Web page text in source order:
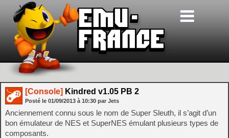
[Console] Kindred v1.05 PB 2
Posté le 01/09/2013 à 10:30 par Jets
Anciennement connu sous le nom de Super Sleuth, il s’agit d’un
bon émulateur de NES et SuperNES émulant plusieurs types de
composants.